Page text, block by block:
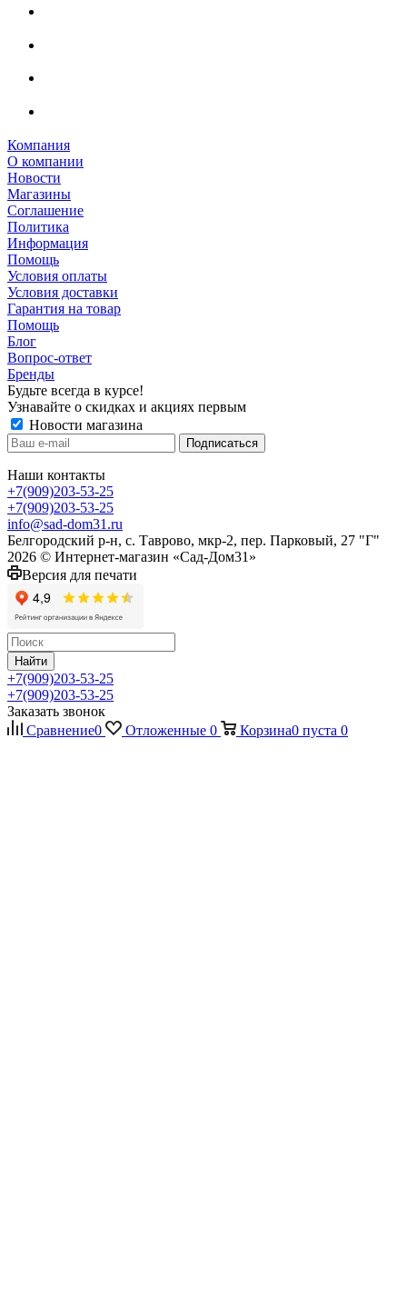
Компания
О компании
Новости
Магазины
Соглашение
Политика
Информация
Помощь
Условия оплаты
Условия доставки
Гарантия на товар
Помощь
Блог
Вопрос-ответ
Бренды
Будьте всегда в курсе!
Узнавайте о скидках и акциях первым
Новости магазина
Наши контакты
+7(909)203-53-25
+7(909)203-53-25
info@sad-dom31.ru
Белгородский р-н, с. Таврово, мкр-2, пер. Парковый, 27 "Г"
2026 © Интернет-магазин «Сад-Дом31»
Версия для печати
Найти
+7(909)203-53-25
+7(909)203-53-25
Заказать звонок
Сравнение0 Отложенные 0 Корзина0 пуста 0